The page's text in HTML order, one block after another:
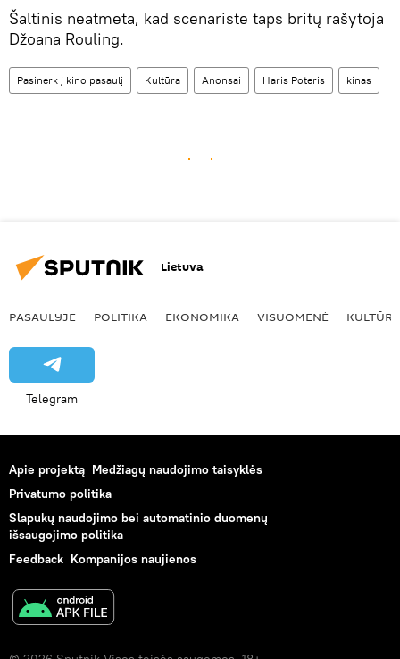
Šaltinis neatmeta, kad scenariste taps britų rašytoja
Džoana Rouling.
Pasinerk į kino pasaulį Kultūra Anonsai Haris Poteris kinas
Lietuva
PASAULYJE POLITIKA EKONOMIKA VISUOMENĖ KULTŪRA
Telegram
Apie projektą Medžiagų naudojimo taisyklės
Privatumo politika
Slapukų naudojimo bei automatinio duomenų
išsaugojimo politika
Feedback Kompanijos naujienos